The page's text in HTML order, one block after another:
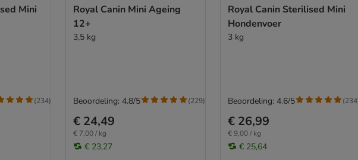
Mini
(234)
Royal Canin Mini Ageing
12+
3,5 kg
€ 24,49
€ 7,00 / kg
€ 23,27
Beoordeling: 4.8/5 (229)
Royal Canin Sterilised Mini
Hondenvoer
3 kg
€ 26,99
€ 9,00 / kg
€ 25,64
Beoordeling: 4.6/5 (234